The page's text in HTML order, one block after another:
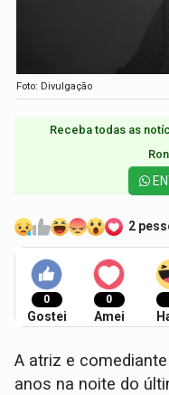
Foto: Divulgação
Receba todas as
2
0
Gostei
0
Amei
A atriz e
anos na noite do